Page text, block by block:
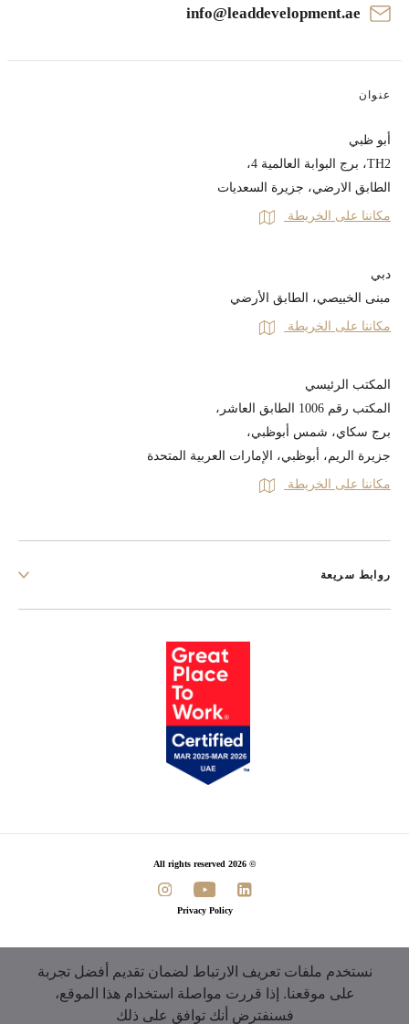
info@leaddevelopment.ae
عنوان
أبو ظبي
TH2، برج البوابة العالمية 4،
الطابق الارضي، جزيرة السعديات
مكاننا على الخريطة
دبي
مبنى الخبيصي، الطابق الأرضي
مكاننا على الخريطة
المكتب الرئيسي
المكتب رقم 1006 الطابق العاشر،
برج سكاي، شمس أبوظبي،
جزيرة الريم، أبوظبي، الإمارات العربية المتحدة
مكاننا على الخريطة
روابط سريعة
© 2026 All rights reserved
Privacy Policy
نستخدم ملفات تعريف الارتباط لضمان تقديم أفضل تجربة
على موقعنا. إذا قررت مواصلة استخدام هذا الموقع،
فسنفترض أنك توافق على ذلك